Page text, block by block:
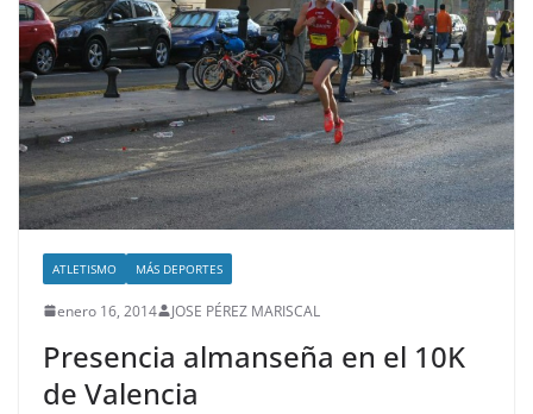
ATLETISMO MÁS DEPORTES
enero 16, 2014 JOSE PÉREZ MARISCAL
Presencia almanseña en el 10K
de Valencia